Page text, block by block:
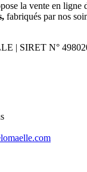
la vente en ligne
fabriqués par nos
| SIRET N°